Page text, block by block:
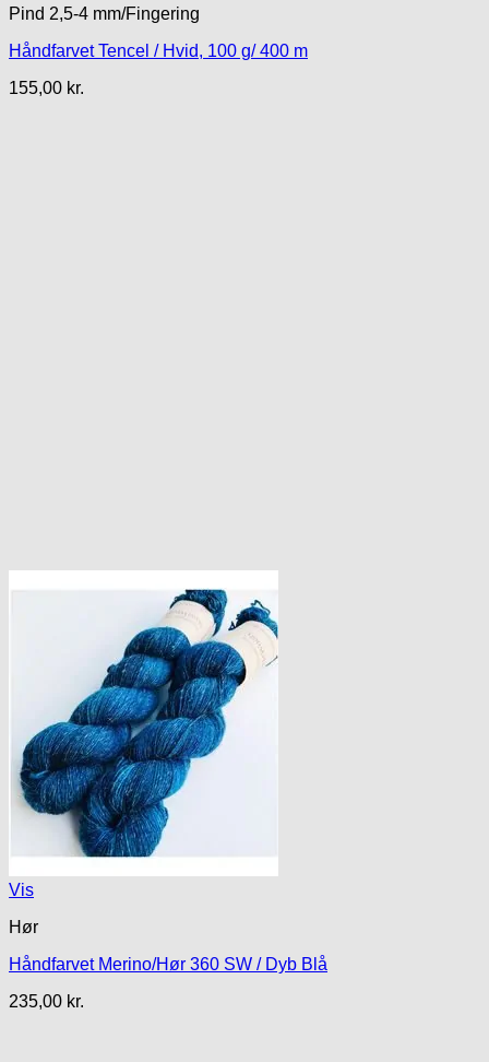
Pind 2,5-4 mm/Fingering
Håndfarvet Tencel / Hvid, 100 g/ 400 m
155,00 kr.
Vis
Hør
Håndfarvet Merino/Hør 360 SW / Dyb Blå
235,00 kr.